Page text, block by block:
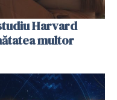
Harvard
multor